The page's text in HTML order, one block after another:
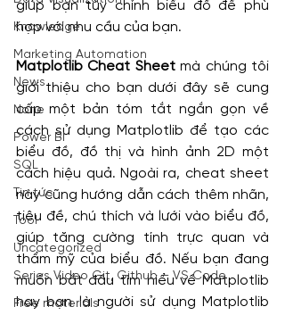
Knowledge
Marketing Automation
News
None
Power BI
SQL
Tin tức
Tool
Uncategorized
Series Video Git, Github – VS Code
Free materials
giúp bạn tùy chỉnh biểu đồ để phù
hợp với nhu cầu của bạn.
Matplotlib Cheat Sheet mà chúng tôi
giới thiệu cho bạn dưới đây sẽ cung
cấp một bản tóm tắt ngắn gọn về
cách sử dụng Matplotlib để tạo các
biểu đồ, đồ thị và hình ảnh 2D một
cách hiệu quả. Ngoài ra, cheat sheet
này cũng hướng dẫn cách thêm nhãn,
tiêu đề, chú thích và lưới vào biểu đồ,
giúp tăng cường tính trực quan và
thẩm mỹ của biểu đồ. Nếu bạn đang
muốn bắt đầu tìm hiểu về Matplotlib
hay bạn là người sử dụng Matplotlib